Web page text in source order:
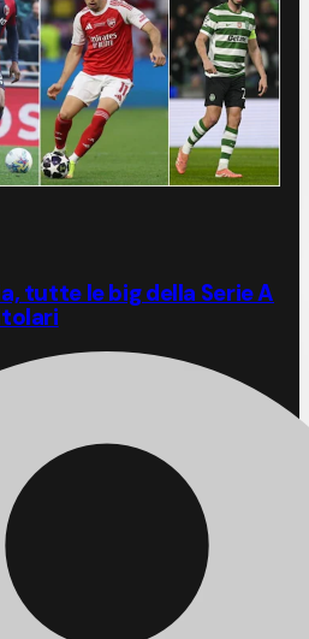
tutte le big della Serie A